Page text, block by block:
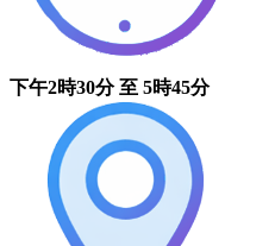
下午2時30分 至 5時45分